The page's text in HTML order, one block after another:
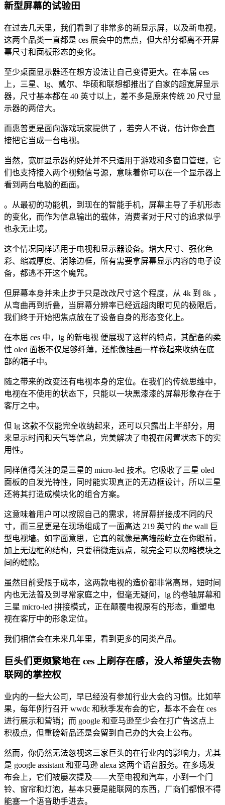
新型屏幕的试验田
在过去几天里，我们看到了非常多的新显示屏，以及新电视，
这两个品类一直都是 ces 展会中的焦点，但大部分都离不开屏
幕尺寸和面板形态的变化。
至少桌面显示器还在想方设法让自己变得更大。在本届 ces
上，三星、lg、戴尔、华硕和联想都推出了自家的超宽屏显示
器，尺寸基本都在 40 英寸以上，差不多是原来传统 20 尺寸显
示器的两倍大。
而惠普更是面向游戏玩家提供了 ，若旁人不说，估计你会直
接把它当成一台电视。
当然，宽屏显示器的好处并不只适用于游戏和多窗口管理，它
们也支持接入两个视频信号源，意味着你可以在一个显示器上
看到两台电脑的画面。
。从最初的功能机，到现在的智能手机，屏幕主导了手机形态
的变化，而作为信息输出的载体，消费者对于尺寸的追求似乎
也永无止境。
这个情况同样适用于电视和显示器设备。增大尺寸、强化色
彩、缩减厚度、消除边框，所有需要拿屏幕显示内容的电子设
备，都逃不开这个魔咒。
但屏幕本身并未止步于只是改改尺寸这个程度，从 4k 到 8k ，
从弯曲再到折叠，当屏幕分辨率已经远超肉眼可见的极限后，
我们终于开始把焦点放在了设备自身的形态变化上。
在本届 ces 中，lg 的新电视 便展现了这样的特点，其配备的柔
性 oled 面板不仅足够纤薄，还能像挂画一样卷起来收纳在底
部的箱子中。
随之带来的改变还有电视本身的定位。在我们的传统思维中，
电视在不使用的状态下，只能以一块黑漆漆的屏幕形象存在于
客厅之中。
但 lg 这款不仅能完全收纳起来，还可以只露出上半部分，用
来显示时间和天气等信息，完美解决了电视在闲置状态下的实
用性。
同样值得关注的是三星的 micro-led 技术。它吸收了三星 oled
面板的自发光特性，同时能实现真正的无边框设计，所以三星
还将其打造成模块化的组合方案。
这意味着用户可以按照自己的需求，将屏幕拼接成不同的尺
寸，而三星更是在现场组成了一面高达 219 英寸的 the wall 巨
型电视墙。如字面意思，它真的就像是高墙般屹立在你眼前，
加上无边框的结构，只要稍微走远点，就完全可以忽略模块之
间的缝隙。
虽然目前受限于成本，这两款电视的造价都非常高昂，短时间
内也无法普及到寻常家庭之中，但毫无疑问，lg 的卷轴屏幕和
三星 micro-led 拼接模式，正在颠覆电视原有的形态，重塑电
视在客厅中的形象定位。
我们相信会在未来几年里，看到更多的同类产品。
巨头们更频繁地在 ces 上刷存在感，没人希望失去物
联网的掌控权
业内的一些大公司，早已经没有参加行业大会的习惯。比如苹
果，每年例行召开 wwdc 和秋季发布会的它，基本不会在 ces
进行展示和营销；而 google 和亚马逊至少会在打广告这点上
积极点，但重磅新品还是会留到自己办的大会上公布。
然而，你仍然无法忽视这三家巨头的在行业内的影响力，尤其
是 google assistant 和亚马逊 alexa 这两个语音服务。在多场发
布会上，它们被屡次提及——大至电视和汽车，小到一个门
铃、窗帘和灯泡，基本只要是能联网的东西，厂商们都恨不得
能塞一个语音助手进去。